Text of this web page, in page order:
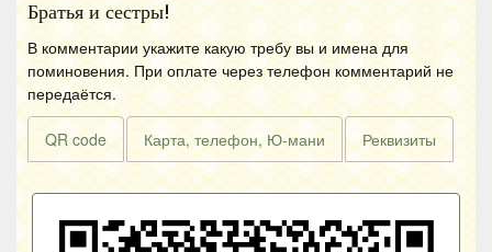
Братья и сестры!
В комментарии укажите какую требу вы и имена для
поминовения. При оплате через телефон комментарий не
передаётся.
QR code Карта, телефон, Ю-мани Реквизиты